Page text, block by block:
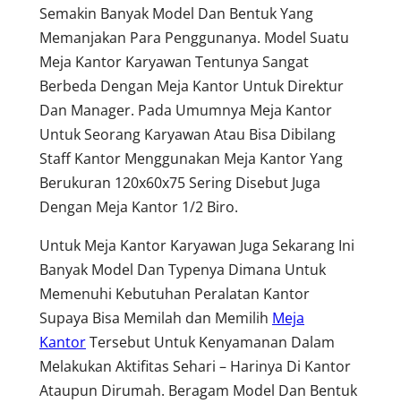
Semakin Banyak Model Dan Bentuk Yang
Memanjakan Para Penggunanya. Model Suatu
Meja Kantor Karyawan Tentunya Sangat
Berbeda Dengan Meja Kantor Untuk Direktur
Dan Manager. Pada Umumnya Meja Kantor
Untuk Seorang Karyawan Atau Bisa Dibilang
Staff Kantor Menggunakan Meja Kantor Yang
Berukuran 120x60x75 Sering Disebut Juga
Dengan Meja Kantor 1/2 Biro.
Untuk Meja Kantor Karyawan Juga Sekarang Ini
Banyak Model Dan Typenya Dimana Untuk
Memenuhi Kebutuhan Peralatan Kantor
Supaya Bisa Memilah dan Memilih Meja
KantorTersebut Untuk Kenyamanan Dalam
Melakukan Aktifitas Sehari – Harinya Di Kantor
Ataupun Dirumah. Beragam Model Dan Bentuk